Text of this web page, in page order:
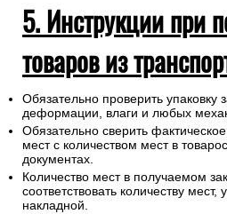
5. Инструкции при
товаров из
Обязательно проверить упаковку
деформации, влаги и любых
Обязательно сверить
мест с количеством мест в
документах.
Количество мест в получаемом
соответствовать количеству
накладной.